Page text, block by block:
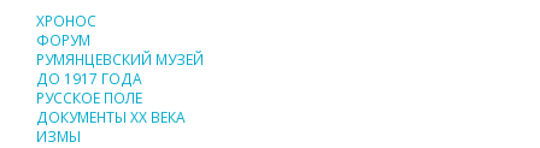
ХРОНОС
ФОРУМ
РУМЯНЦЕВСКИЙ МУЗЕЙ
ДО 1917 ГОДА
РУССКОЕ ПОЛЕ
ДОКУМЕНТЫ XX ВЕКА
ИЗМЫ